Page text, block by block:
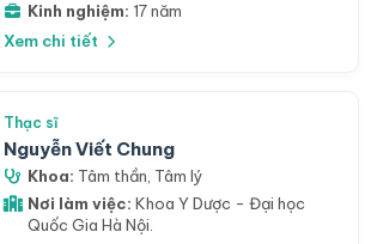
Kinh nghiệm: 17 năm
Xem chi tiết
Thạc sĩ
Nguyễn Viết Chung
Khoa: Tâm thần, Tâm lý
Nơi làm việc: Khoa Y Dược - Đại học
Quốc Gia Hà Nội.